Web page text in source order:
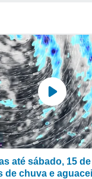
até sábado, 15
de chuva e